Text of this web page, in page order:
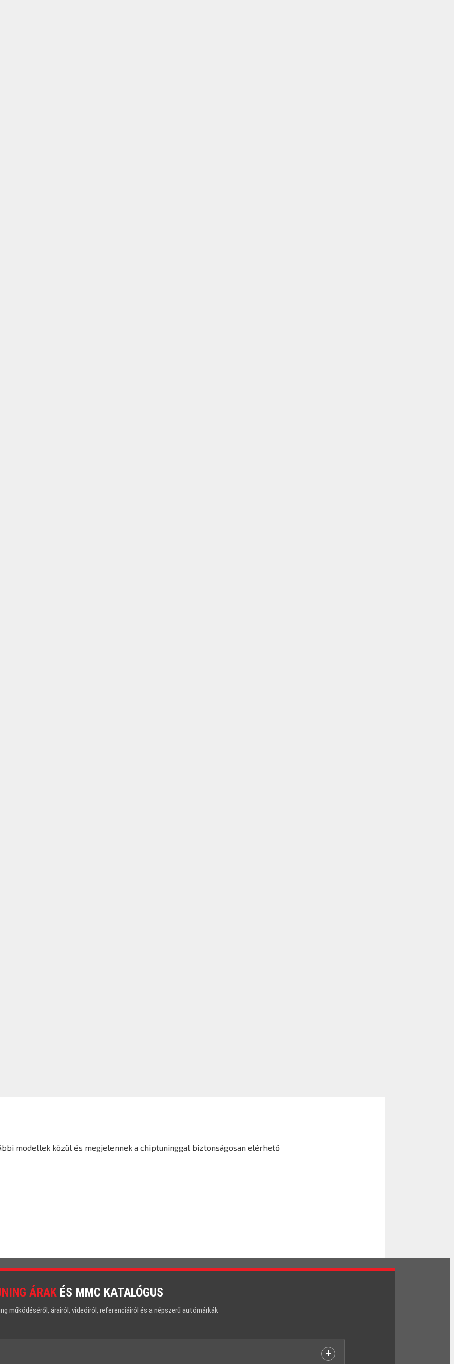
modellek közül és megjelennek a chiptuninggal biztonságosan elérhető
ÁRAK ÉS MMC KATALÓGUS
működéséről, árairól, videóiról, referenciáiról és a népszerű autómárkák
+